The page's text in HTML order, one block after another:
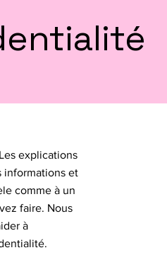
explications
informations et
comme à un
faire. Nous
à